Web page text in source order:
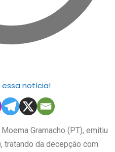
notícia!
Gramacho (PT), emitiu
tratando da decepção com